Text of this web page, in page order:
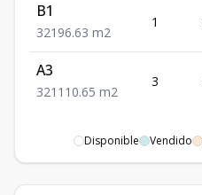
B1
321 96.63 m2
1
A3
321 110.65 m2
3
Disponible Vendido